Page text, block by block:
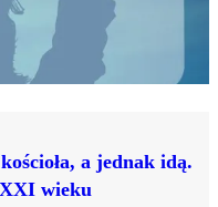
a jednak idą.
wieku